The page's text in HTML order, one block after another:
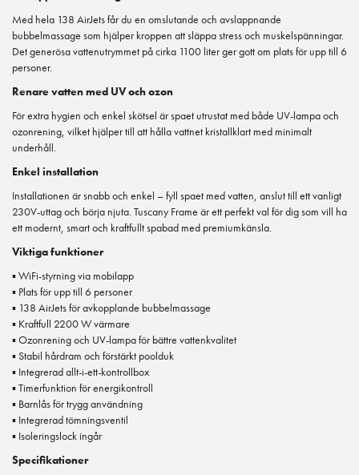
Med hela 138 AirJets får du en omslutande och avslappnande
bubbelmassage som hjälper kroppen att släppa stress och muskelspänningar.
Det generösa vattenutrymmet på cirka 1100 liter ger gott om plats för upp till 6
personer.
Renare vatten med UV och ozon
För extra hygien och enkel skötsel är spaet utrustat med både UV-lampa och
ozonrening, vilket hjälper till att hålla vattnet kristallklart med minimalt
underhåll.
Enkel installation
Installationen är snabb och enkel – fyll spaet med vatten, anslut till ett vanligt
230V-uttag och börja njuta. Tuscany Frame är ett perfekt val för dig som vill ha
ett modernt, smart och kraftfullt spabad med premiumkänsla.
Viktiga funktioner
▪ WiFi-styrning via mobilapp
▪ Plats för upp till 6 personer
▪ 138 AirJets för avkopplande bubbelmassage
▪ Kraftfull 2200 W värmare
▪ Ozonrening och UV-lampa för bättre vattenkvalitet
▪ Stabil hårdram och förstärkt poolduk
▪ Integrerad allt-i-ett-kontrollbox
▪ Timerfunktion för energikontroll
▪ Barnlås för trygg användning
▪ Integrerad tömningsventil
▪ Isoleringslock ingår
Specifikationer